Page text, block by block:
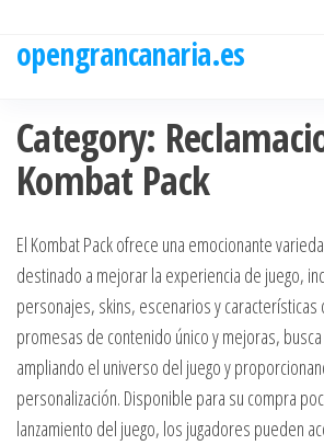
opengrancanaria.es
Category:
Kombat Pack
El Kombat Pack ofrece una emocionante
destinado a mejorar la experiencia de juego,
personajes, skins, escenarios y características
promesas de contenido único y mejoras,
ampliando el universo del juego y
personalización. Disponible para su compra
lanzamiento del juego, los jugadores pueden